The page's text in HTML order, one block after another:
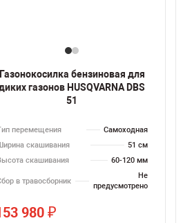
бензиновая для
газонов HUSQVARNA DBS
51
перемещения
Самоходная
скашивания
51 см
скашивания
60-120 мм
в травосборник
Не
предусмотрено
980 ₽